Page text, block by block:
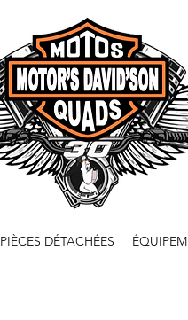
PIÈCES DÉTACHÉES